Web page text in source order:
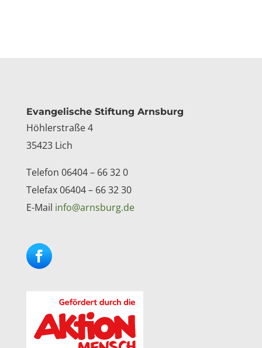
Kontakt
Evangelische Stiftung Arnsburg
Höhlerstraße 4
35423 Lich
Telefon 06404 – 66 32 0
Telefax 06404 – 66 32 30
E-Mail info@arnsburg.de